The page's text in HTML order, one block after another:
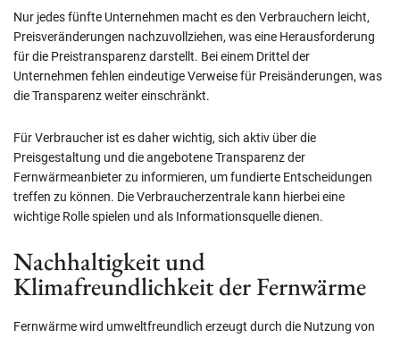
Nur jedes fünfte Unternehmen macht es den Verbrauchern leicht,
Preisveränderungen nachzuvollziehen, was eine Herausforderung
für die Preistransparenz darstellt. Bei einem Drittel der
Unternehmen fehlen eindeutige Verweise für Preisänderungen, was
die Transparenz weiter einschränkt.
Für Verbraucher ist es daher wichtig, sich aktiv über die
Preisgestaltung und die angebotene Transparenz der
Fernwärmeanbieter zu informieren, um fundierte Entscheidungen
treffen zu können. Die Verbraucherzentrale kann hierbei eine
wichtige Rolle spielen und als Informationsquelle dienen.
Nachhaltigkeit und
Klimafreundlichkeit der Fernwärme
Fernwärme wird umweltfreundlich erzeugt durch die Nutzung von